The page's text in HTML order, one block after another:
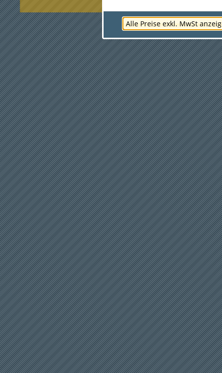
Alle Preise exkl. MwSt